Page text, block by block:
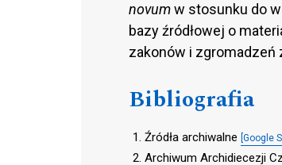
novumw stosunku do
bazy źródłowej o
zakonów i zgromadzeń
Bibliografia
Źródła archiwalne [Google
Archiwum Archidiecezji